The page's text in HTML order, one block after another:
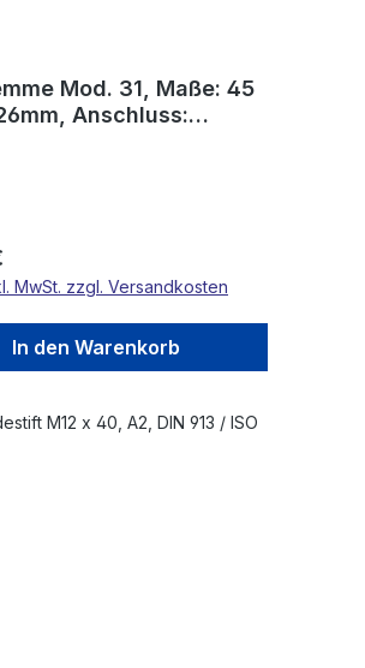
Mod. 31, Maße: 45
Anschluss:
Preis:
MwSt. zzgl. Versandkosten
In den Warenkorb